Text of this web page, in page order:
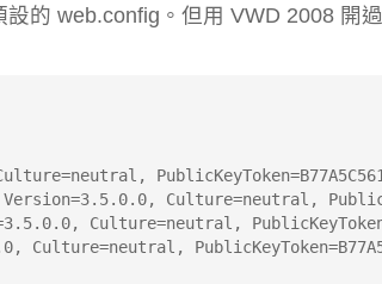
的 web.config。但用 VWD 2008 開
Culture=neutral,
Culture=neutral,
Culture=neutral,